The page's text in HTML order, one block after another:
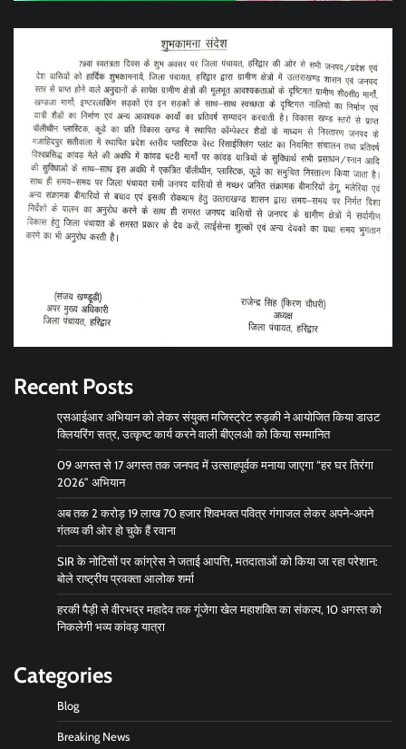
Recent Posts
एसआईआर अभियान को लेकर संयुक्त मजिस्ट्रेट रुड़की ने आयोजित किया डाउट
क्लियरिंग सत्र, उत्कृष्ट कार्य करने वाली बीएलओ को किया सम्मानित
09 अगस्त से 17 अगस्त तक जनपद में उत्साहपूर्वक मनाया जाएगा “हर घर तिरंगा
2026” अभियान
अब तक 2 करोड़ 19 लाख 70 हजार शिवभक्त पवित्र गंगाजल लेकर अपने-अपने
गंतव्य की ओर हो चुके हैं रवाना
SIR के नोटिसों पर कांग्रेस ने जताई आपत्ति, मतदाताओं को किया जा रहा परेशान:
बोले राष्ट्रीय प्रवक्ता आलोक शर्मा
हरकी पैड़ी से वीरभद्र महादेव तक गूंजेगा खेल महाशक्ति का संकल्प, 10 अगस्त को
निकलेगी भव्य कांवड़ यात्रा
Categories
Blog
Breaking News